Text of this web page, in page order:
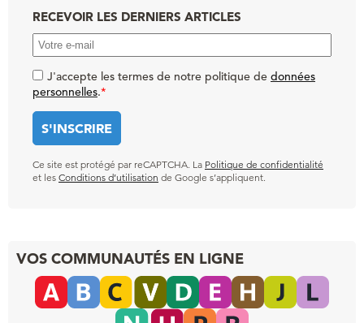
RECEVOIR LES DERNIERS ARTICLES
J'accepte les termes de notre politique de données
personnelles.*
Ce site est protégé par reCAPTCHA. La Politique de confidentialité
et les Conditions d’utilisation de Google s’appliquent.
VOS COMMUNAUTÉS EN LIGNE